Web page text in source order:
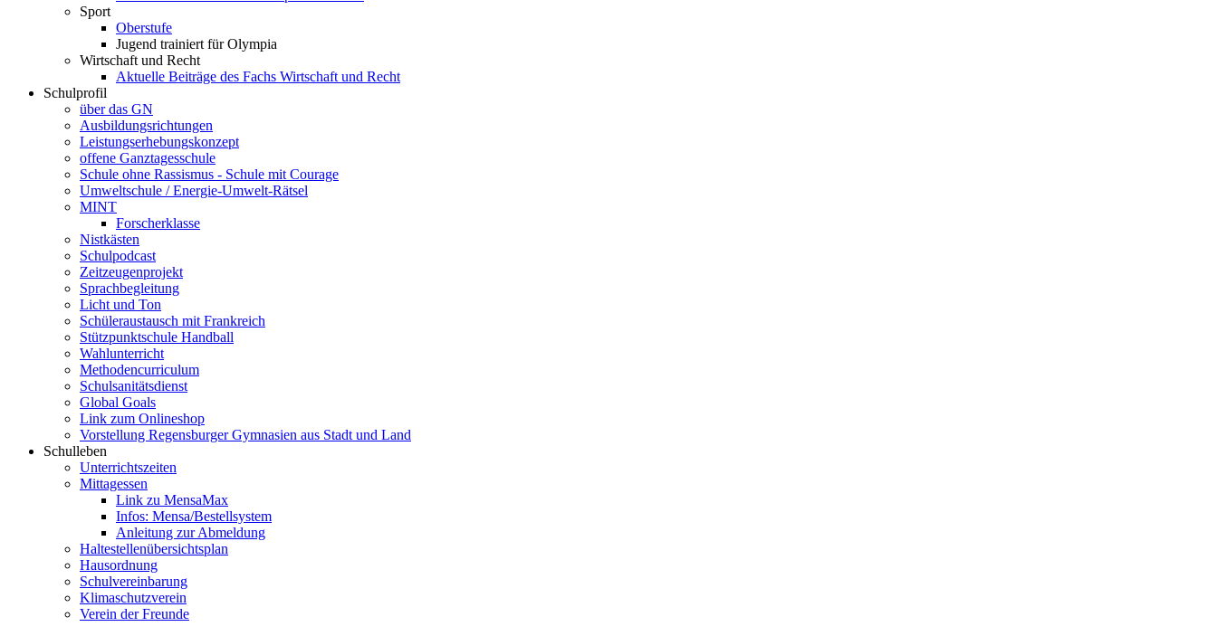
Sport
Oberstufe
Jugend trainiert für Olympia
Wirtschaft und Recht
Aktuelle Beiträge des Fachs Wirtschaft und Recht
Schulprofil
über das GN
Ausbildungsrichtungen
Leistungserhebungskonzept
offene Ganztagesschule
Schule ohne Rassismus - Schule mit Courage
Umweltschule / Energie-Umwelt-Rätsel
MINT
Forscherklasse
Nistkästen
Schulpodcast
Zeitzeugenprojekt
Sprachbegleitung
Licht und Ton
Schüleraustausch mit Frankreich
Stützpunktschule Handball
Wahlunterricht
Methodencurriculum
Schulsanitätsdienst
Global Goals
Link zum Onlineshop
Vorstellung Regensburger Gymnasien aus Stadt und Land
Schulleben
Unterrichtszeiten
Mittagessen
Link zu MensaMax
Infos: Mensa/Bestellsystem
Anleitung zur Abmeldung
Haltestellenübersichtsplan
Hausordnung
Schulvereinbarung
Klimaschutzverein
Verein der Freunde